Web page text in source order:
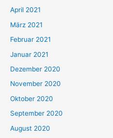
:
April 2021
März 2021
Februar 2021
Januar 2021
Dezember 2020
November 2020
Oktober 2020
September 2020
August 2020